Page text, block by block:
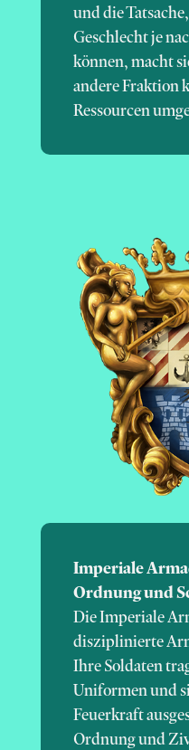
und die
Geschlecht je
können, macht
andere Fraktion
Ressourcen
Imperiale
Ordnung und
Die Imperiale
disziplinierte
Ihre Soldaten
Uniformen und
Feuerkraft
Ordnung und